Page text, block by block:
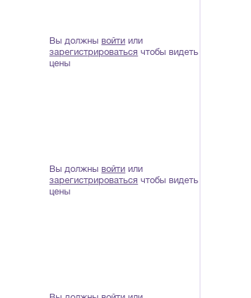
Вы должнывойти или
зарегистрироваться чтобы видеть
цены
Вы должнывойти или
зарегистрироваться чтобы видеть
цены